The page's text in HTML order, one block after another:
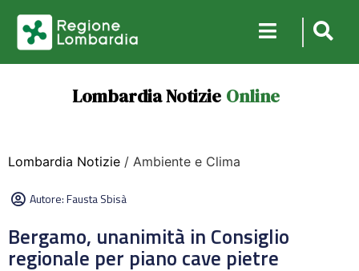
Lombardia Notizie Online
Lombardia Notizie / Ambiente e Clima
Autore:Fausta Sbisà
Bergamo, unanimità in Consiglio
regionale per piano cave pietre